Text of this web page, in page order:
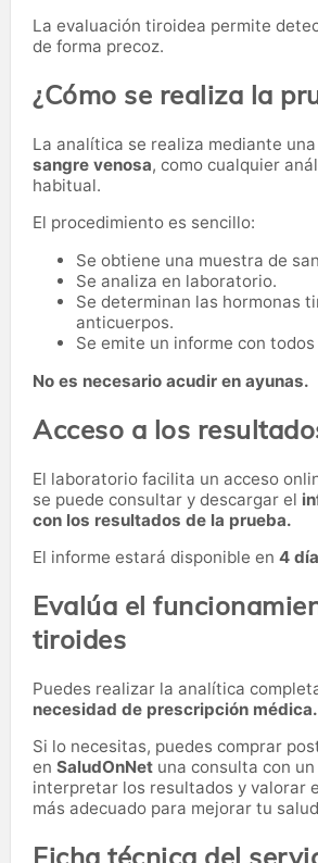
La evaluación tiroidea permite
de forma precoz.
¿Cómo se realiza la
La analítica se realiza mediante una
sangre venosa, como cualquier
habitual.
El procedimiento es sencillo:
Se obtiene una muestra de
Se analiza en laboratorio.
Se determinan las hormonas
anticuerpos.
Se emite un informe con
No es necesario acudir en ayunas.
Acceso a los
El laboratorio facilita un acceso
se puede consultar y descargar el
con los resultados de la prueba.
El informe estará disponible en 4
Evalúa el
tiroides
Puedes realizar la analítica
necesidad de prescripción médica.
Si lo necesitas, puedes comprar
en SaludOnNet una consulta con
interpretar los resultados y valorar
más adecuado para mejorar tu